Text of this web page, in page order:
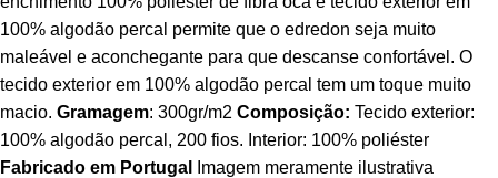
100% algodão percal permite que o edredon seja muito
maleável e aconchegante para que descanse confortável. O
tecido exterior em 100% algodão percal tem um toque muito
macio. Gramagem: 300gr/m2 Composição: Tecido exterior:
100% algodão percal, 200 fios. Interior: 100% poliéster
Fabricado em Portugal
Imagem meramente ilustrativa